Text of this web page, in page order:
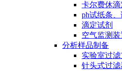
卡尔费休
ph试纸条
滴定试剂
空气监测
分析样品制备
实验室过滤
针头式过滤